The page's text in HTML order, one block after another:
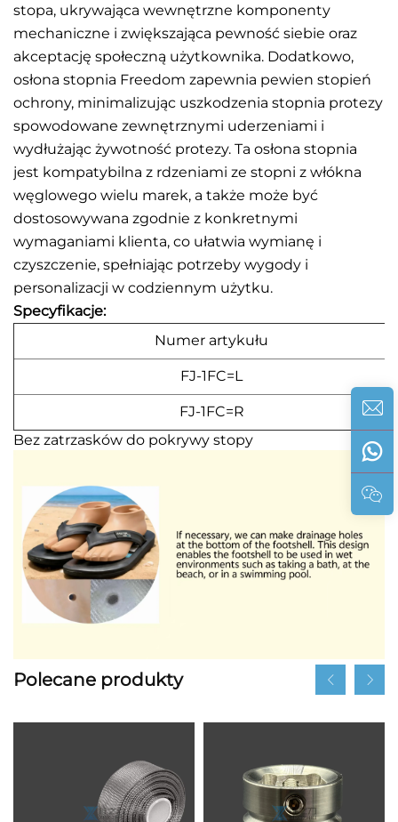
stopa, ukrywająca wewnętrzne komponenty
mechaniczne i zwiększająca pewność siebie oraz
akceptację społeczną użytkownika. Dodatkowo,
osłona stopnia Freedom zapewnia pewien stopień
ochrony, minimalizując uszkodzenia stopnia protezy
spowodowane zewnętrznymi uderzeniami i
wydłużając żywotność protezy. Ta osłona stopnia
jest kompatybilna z rdzeniami ze stopni z włókna
węglowego wielu marek, a także może być
dostosowywana zgodnie z konkretnymi
wymaganiami klienta, co ułatwia wymianę i
czyszczenie, spełniając potrzeby wygody i
personalizacji w codziennym użytku.
Specyfikacje:
Numer artykułu
FJ-1FC=L
FJ-1FC=R
Bez zatrzasków do pokrywy stopy
Polecane produkty